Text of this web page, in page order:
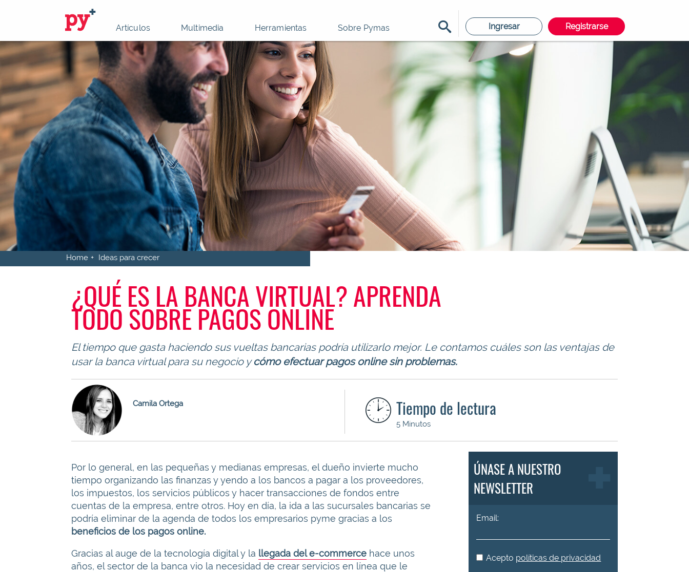
Artículos Multimedia Herramientas Sobre Pymas Ingresar Registrarse
Home Ideas para crecer
¿QUÉ ES LA BANCA VIRTUAL? APRENDA
TODO SOBRE PAGOS ONLINE
El tiempo que gasta haciendo sus vueltas bancarias podría utilizarlo mejor. Le contamos cuáles son las ventajas de
usar la banca virtual para su negocio ycómo efectuar pagos online sin problemas.
Camila Ortega Tiempo de lectura
5 Minutos
Por lo general, en las pequeñas y medianas empresas, el dueño invierte mucho
tiempo organizando las finanzas y yendo a los bancos a pagar a los proveedores,
los impuestos, los servicios públicos y hacer transacciones de fondos entre
cuentas de la empresa, entre otros. Hoy en día, la ida a las sucursales bancarias se
podría eliminar de la agenda de todos los empresarios pyme gracias a los
beneficios de los pagos online.
Gracias al auge de la tecnología digital y la llegada del e-commercehace unos
años, el sector de la banca vio la necesidad de crear servicios en línea que le
ÚNASE A NUESTRO
NEWSLETTER
Email:
Acepto políticas de privacidad